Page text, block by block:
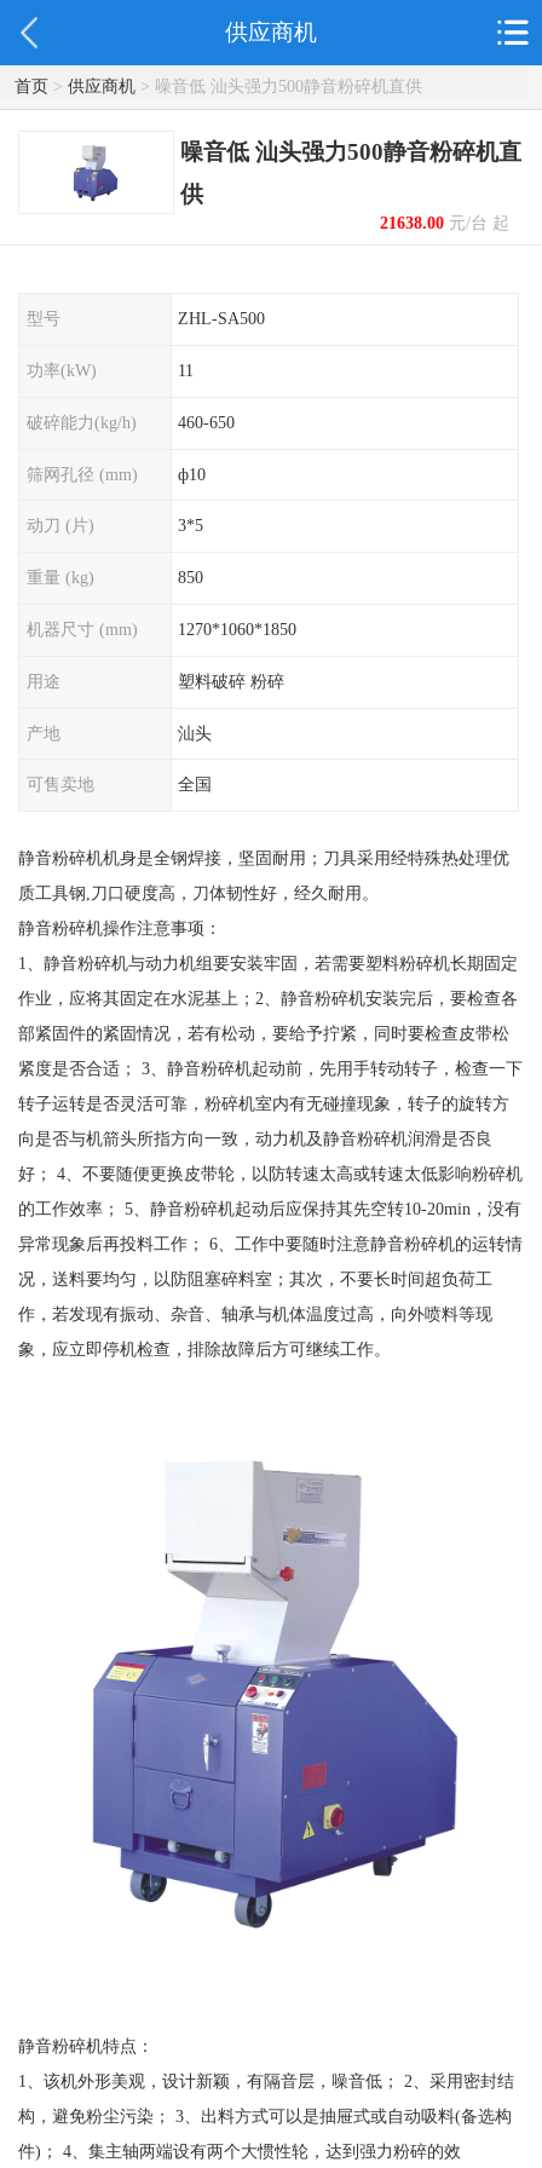
供应商机
首页> 供应商机> 噪音低 汕头强力500静音粉碎机直供
噪音低 汕头强力500静音粉碎机直
供
21638.00元/台 起
型号 ZHL-SA500
功率(kW) 11
破碎能力(kg/h) 460-650
筛网孔径 (mm) ф10
动刀 (片) 3*5
重量 (kg) 850
机器尺寸 (mm) 1270*1060*1850
用途 塑料破碎 粉碎
产地 汕头
可售卖地 全国
静音粉碎机机身是全钢焊接，坚固耐用；刀具采用经特殊热处理优
质工具钢,刀口硬度高，刀体韧性好，经久耐用。
静音粉碎机操作注意事项：
1、静音粉碎机与动力机组要安装牢固，若需要塑料粉碎机长期固定
作业，应将其固定在水泥基上；2、静音粉碎机安装完后，要检查各
部紧固件的紧固情况，若有松动，要给予拧紧，同时要检查皮带松
紧度是否合适； 3、静音粉碎机起动前，先用手转动转子，检查一下
转子运转是否灵活可靠，粉碎机室内有无碰撞现象，转子的旋转方
向是否与机箭头所指方向一致，动力机及静音粉碎机润滑是否良
好； 4、不要随便更换皮带轮，以防转速太高或转速太低影响粉碎机
的工作效率； 5、静音粉碎机起动后应保持其先空转10-20min，没有
异常现象后再投料工作； 6、工作中要随时注意静音粉碎机的运转情
况，送料要均匀，以防阻塞碎料室；其次，不要长时间超负荷工
作，若发现有振动、杂音、轴承与机体温度过高，向外喷料等现
象，应立即停机检查，排除故障后方可继续工作。
静音粉碎机特点：
1、该机外形美观，设计新颖，有隔音层，噪音低； 2、采用密封结
构，避免粉尘污染； 3、出料方式可以是抽屉式或自动吸料(备选构
件)； 4、集主轴两端设有两个大惯性轮，达到强力粉碎的效